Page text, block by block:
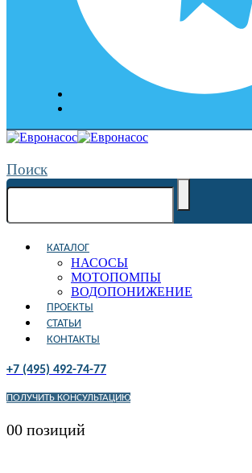
Поиск
КАТАЛОГ
НАСОСЫ
МОТОПОМПЫ
ВОДОПОНИЖЕНИЕ
ПРОЕКТЫ
СТАТЬИ
КОНТАКТЫ
+7 (495) 492-74-77
ПОЛУЧИТЬ КОНСУЛЬТАЦИЮ
00 позиций